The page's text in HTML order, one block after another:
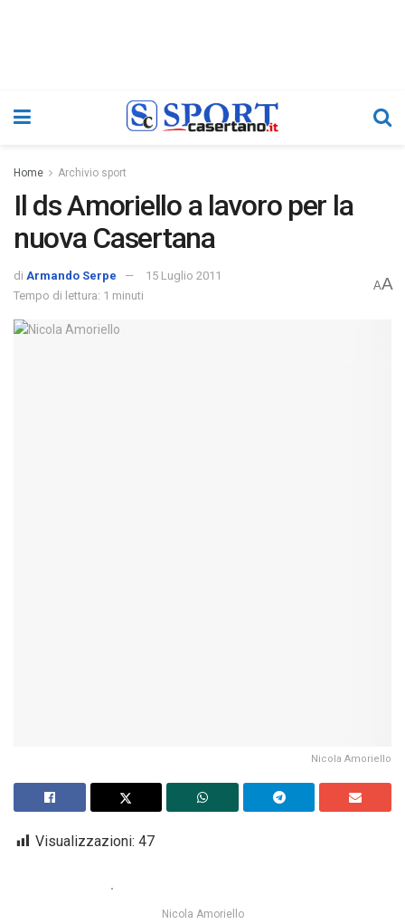
Home Archivio sport
Il ds Amoriello a lavoro per la
nuova Casertana
di Armando Serpe
15 Luglio 2011
Tempo di lettura: 1 minuti
AA
Nicola Amoriello
Visualizzazioni: 47
Nicola Amoriello